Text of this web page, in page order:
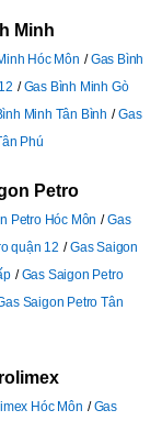
Minh
Hóc Môn
Gas Bình
Gas Bình Minh Gò
Minh Tân Bình
Gas
Phú
Petro
Petro Hóc Môn
Gas
quận 12
Gas Saigon
Gas Saigon Petro
Saigon Petro Tân
Hóc Môn
Gas